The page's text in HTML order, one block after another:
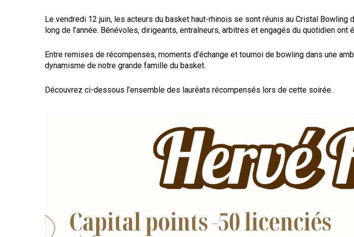
Le vendredi 12 juin, les acteurs du basket haut-rhinois se sont réunis au Cristal
long de l’année. Bénévoles, dirigeants, entraîneurs, arbitres et engagés du quotidien
Entre remises de récompenses, moments d’échange et tournoi de bowling dans une
dynamisme de notre grande famille du basket.
Découvrez ci-dessous l’ensemble des lauréats récompensés lors de cette soirée.